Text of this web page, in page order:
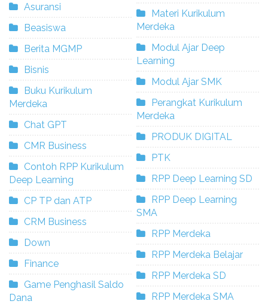
Asuransi
Beasiswa
Berita MGMP
Bisnis
Buku Kurikulum
Merdeka
Chat GPT
CMR Business
Contoh RPP Kurikulum
Deep Learning
CP TP dan ATP
CRM Business
Down
Finance
Game Penghasil Saldo
Dana
Materi Kurikulum
Merdeka
Modul Ajar Deep
Learning
Modul Ajar SMK
Perangkat Kurikulum
Merdeka
PRODUK DIGITAL
PTK
RPP Deep Learning SD
RPP Deep Learning
SMA
RPP Merdeka
RPP Merdeka Belajar
RPP Merdeka SD
RPP Merdeka SMA